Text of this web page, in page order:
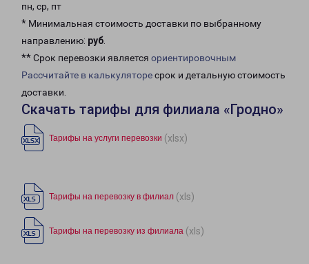
пн, ср, пт
* Минимальная стоимость доставки по выбранному
направлению: руб.
** Срок перевозки является ориентировочным
Рассчитайте в калькуляторесрок и детальную стоимость
доставки.
Скачать тарифы для филиала «Гродно»
Тарифы на услуги перевозки (xlsx)
Тарифы на перевозку в филиал (xls)
Тарифы на перевозку из филиала (xls)